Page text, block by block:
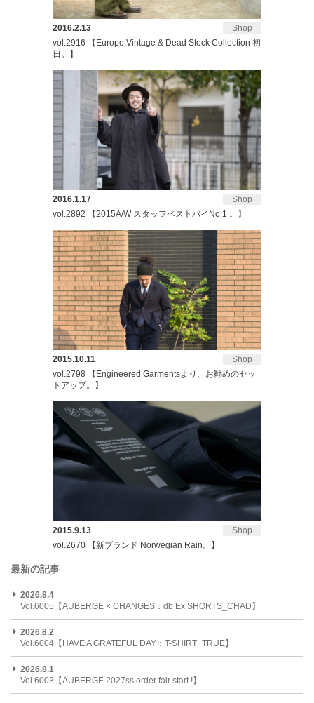
Shop
2016.2.13
vol.2916 【Europe Vintage & Dead Stock Collection 初
日。】
Shop
2016.1.17
vol.2892 【2015A/W スタッフベストバイNo.1 。】
Shop
2015.10.11
vol.2798 【Engineered Garmentsより、お勧めのセッ
トアップ。】
Shop
2015.9.13
vol.2670 【新ブランド Norwegian Rain。】
最新の記事
2026.8.4
Vol.6005【AUBERGE × CHANGES：db Ex SHORTS_CHAD】
2026.8.2
Vol.6004【HAVE A GRATEFUL DAY：T-SHIRT_TRUE】
2026.8.1
Vol.6003【AUBERGE 2027ss order fair start !】